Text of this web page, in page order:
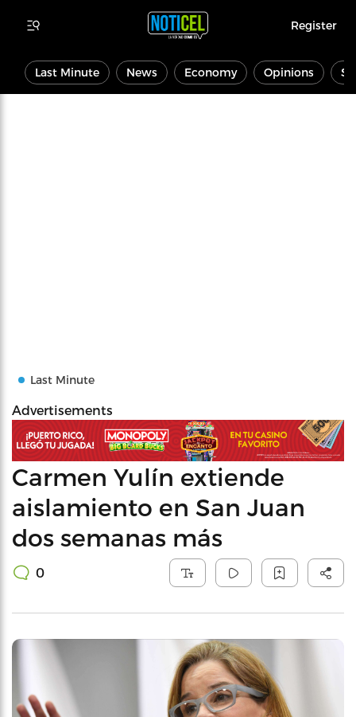
Register
Last Minute News Economy Opinions
Last Minute
Advertisements
Carmen Yulín extiende
aislamiento en San Juan
dos semanas más
0